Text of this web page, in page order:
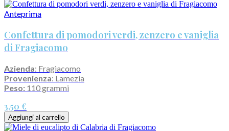
Anteprima
Confettura di pomodori verdi, zenzero e vaniglia
di Fragiacomo
Azienda: Fragiacomo
Provenienza: Lamezia
Peso: 110 grammi
3,50 €
Aggiungi al carrello